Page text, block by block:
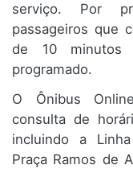
serviço. Por
passageiros que
de 10 minutos
programado.
O Ônibus
consulta de
incluindo a
Praça Ramos de